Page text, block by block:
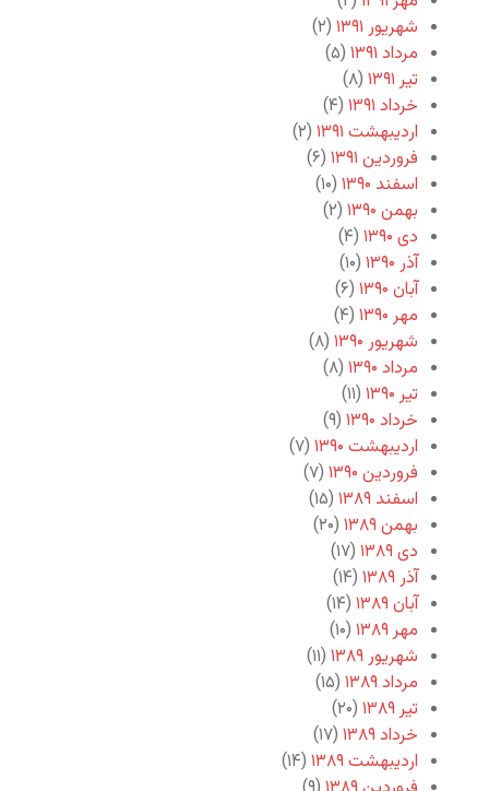
شهریور ۱۳۹۱
(۲)
مرداد ۱۳۹۱
(۵)
تیر ۱۳۹۱
(۸)
خرداد ۱۳۹۱
(۴)
اردیبهشت ۱۳۹۱
(۲)
فروردین ۱۳۹۱
(۶)
اسفند ۱۳۹۰
(۱۰)
بهمن ۱۳۹۰
(۲)
دی ۱۳۹۰
(۴)
آذر ۱۳۹۰
(۱۰)
آبان ۱۳۹۰
(۶)
مهر ۱۳۹۰
(۴)
شهریور ۱۳۹۰
(۸)
مرداد ۱۳۹۰
(۸)
تیر ۱۳۹۰
(۱۱)
خرداد ۱۳۹۰
(۹)
اردیبهشت ۱۳۹۰
(۷)
فروردین ۱۳۹۰
(۷)
اسفند ۱۳۸۹
(۱۵)
بهمن ۱۳۸۹
(۲۰)
دی ۱۳۸۹
(۱۷)
آذر ۱۳۸۹
(۱۴)
آبان ۱۳۸۹
(۱۴)
مهر ۱۳۸۹
(۱۰)
شهریور ۱۳۸۹
(۱۱)
مرداد ۱۳۸۹
(۱۵)
تیر ۱۳۸۹
(۲۰)
خرداد ۱۳۸۹
(۱۷)
اردیبهشت ۱۳۸۹
(۱۴)